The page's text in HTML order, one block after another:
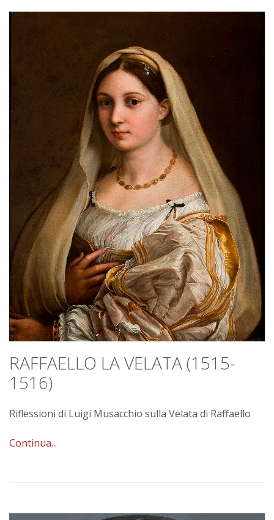
RAFFAELLO LA VELATA (1515-
1516)
Riflessioni di Luigi Musacchio sulla Velata di Raffaello
Continua...